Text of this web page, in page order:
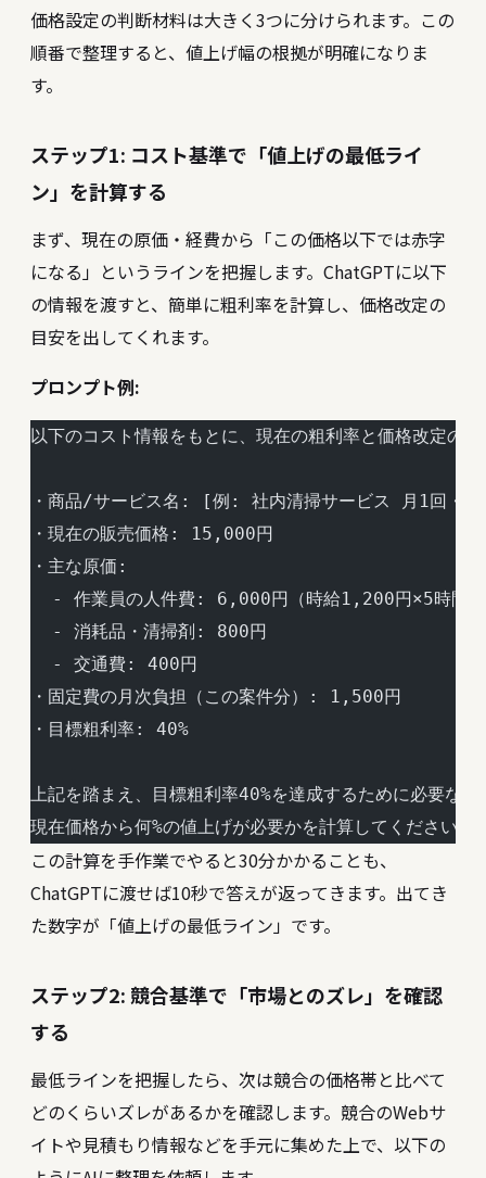
価格設定の判断材料は大きく3つに分けられます。この
順番で整理すると、値上げ幅の根拠が明確になりま
す。
ステップ1: コスト基準で「値上げの最低ライ
ン」を計算する
まず、現在の原価・経費から「この価格以下では赤字
になる」というラインを把握します。ChatGPTに以下
の情報を渡すと、簡単に粗利率を計算し、価格改定の
目安を出してくれます。
プロンプト例:
以下のコスト情報をもとに、現在の粗利率と価格改定の
・商品/サービス名: [例: 社内清掃サービス 月1回・
・現在の販売価格: 15,000円
・主な原価:
  - 作業員の人件費: 6,000円（時給1,200円×5時間）
  - 消耗品・清掃剤: 800円
  - 交通費: 400円
・固定費の月次負担（この案件分）: 1,500円
・目標粗利率: 40%
上記を踏まえ、目標粗利率40%を達成するために必要な価
現在価格から何%の値上げが必要かを計算してください。
この計算を手作業でやると30分かかることも、
ChatGPTに渡せば10秒で答えが返ってきます。出てき
た数字が「値上げの最低ライン」です。
ステップ2: 競合基準で「市場とのズレ」を確認
する
最低ラインを把握したら、次は競合の価格帯と比べて
どのくらいズレがあるかを確認します。競合のWebサ
イトや見積もり情報などを手元に集めた上で、以下の